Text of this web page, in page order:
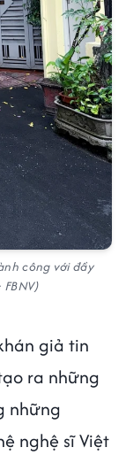
công với đầy
giả tin
ra những
những
nghệ sĩ Việt